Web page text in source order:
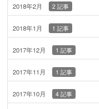
2018年2月 2 記事
2018年1月 1 記事
2017年12月 1 記事
2017年11月 1 記事
2017年10月 4 記事